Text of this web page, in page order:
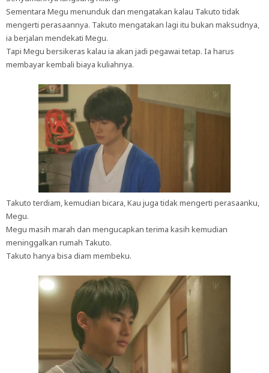
Sementara Megu menunduk dan mengatakan kalau Takuto tidak
mengerti perasaannya. Takuto mengatakan lagi itu bukan maksudnya,
ia berjalan mendekati Megu.
Tapi Megu bersikeras kalau ia akan jadi pegawai tetap. Ia harus
membayar kembali biaya kuliahnya.
Takuto terdiam, kemudian bicara, Kau juga tidak mengerti perasaanku,
Megu.
Megu masih marah dan mengucapkan terima kasih kemudian
meninggalkan rumah Takuto.
Takuto hanya bisa diam membeku.